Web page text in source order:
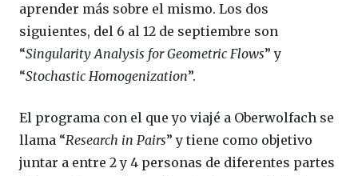
aprender más sobre el mismo. Los dos
siguientes, del 6 al 12 de septiembre son
“Singularity Analysis for Geometric Flows” y
“Stochastic Homogenization”.
El programa con el que yo viajé a Oberwolfach se
llama “Research in Pairs” y tiene como objetivo
juntar a entre 2 y 4 personas de diferentes partes